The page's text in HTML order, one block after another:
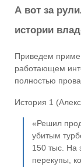
А вот за
истории
Приведем
работающем
полностью
История 1
«Решил
убитым
150 тыс. На
перекупы,